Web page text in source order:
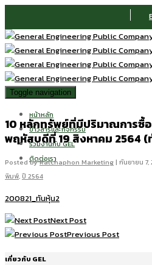
Toggle navigation
หน้าหลัก
ข่าวสารและกิจกรรม
ร่วมงานกับ GEL
ติดต่อเรา
10 หลักทรัพย์ที่มีปริมาณการซื้
พฤหัสบดีที่ 19 สิงหาคม 2564
Posted byRatchaphon Marketing| กันยายน 7,
พิมพ์,ปี 2564
200821_ทันหุ้น2
Next Post
Previous Post
เกี่ยวกับ GEL